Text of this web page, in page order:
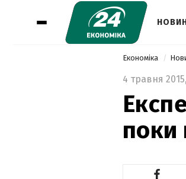
Економіка
4 травня 2015,